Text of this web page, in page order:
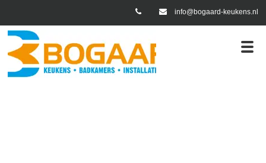
info@bogaard-keukens.nl